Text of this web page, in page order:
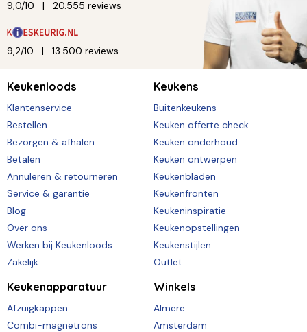
9,0/10 20.555 reviews
9,2/10 13.500 reviews
Keukenloods
Klantenservice
Bestellen
Bezorgen & afhalen
Betalen
Annuleren & retourneren
Service & garantie
Blog
Over ons
Werken bij Keukenloods
Zakelijk
Keukens
Buitenkeukens
Keuken offerte check
Keuken onderhoud
Keuken ontwerpen
Keukenbladen
Keukenfronten
Keukeninspiratie
Keukenopstellingen
Keukenstijlen
Outlet
Keukenapparatuur
Afzuigkappen
Combi-magnetrons
Winkels
Almere
Amsterdam